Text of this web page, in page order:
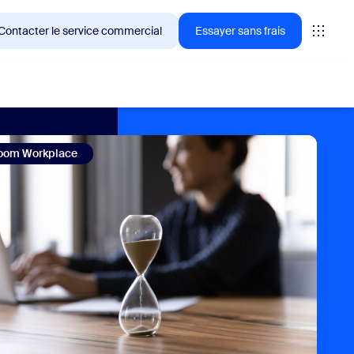
le service commercial Essayer sans frais
CX
Workplace